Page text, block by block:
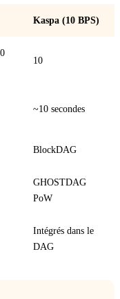
Kaspa (10 BPS)
10
~10 secondes
BlockDAG
GHOSTDAG
PoW
Intégrés dans le
DAG